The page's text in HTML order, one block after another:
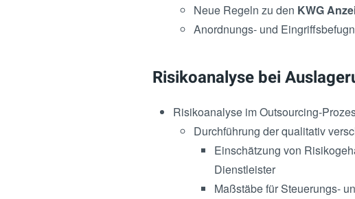
Neue Regeln zu den KWG
Anordnungs- und
Risikoanalyse bei
Risikoanalyse im Outsourcing-
Durchführung der qualitativ
Einschätzung von
Dienstleister
Maßstäbe für Steuerungs-